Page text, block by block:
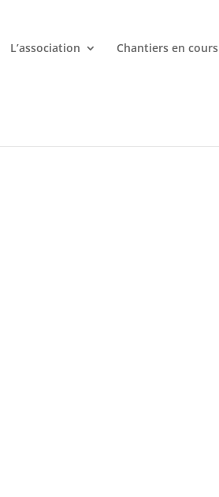
L’association Chantiers en cours
avec votre smartphone chez